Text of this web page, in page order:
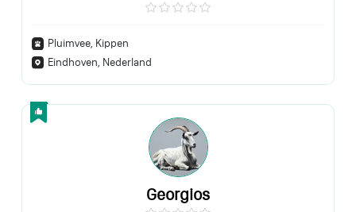
Pluimvee, Kippen
Eindhoven, Nederland
Georgios